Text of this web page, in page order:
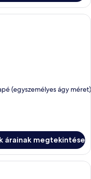
nappali, nagy televízióval,
(egyszemélyes ágy méret)
árainak megtekintése
hálószoba, melyben